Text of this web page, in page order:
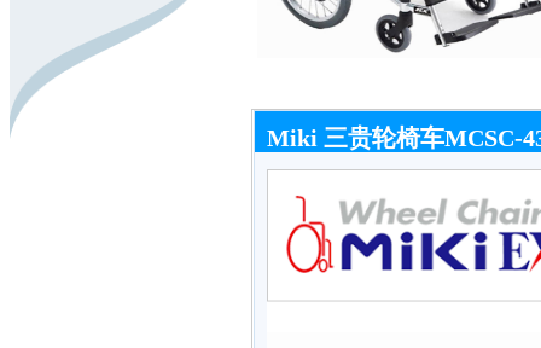
Miki 三贵轮椅车MCSC-